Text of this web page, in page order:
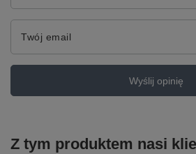
Twój email
Wyślij opinię
Z tym produktem nasi